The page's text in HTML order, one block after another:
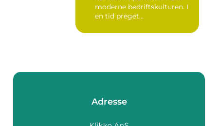
moderne bedriftskulturen. I
en tid preget...
Adresse